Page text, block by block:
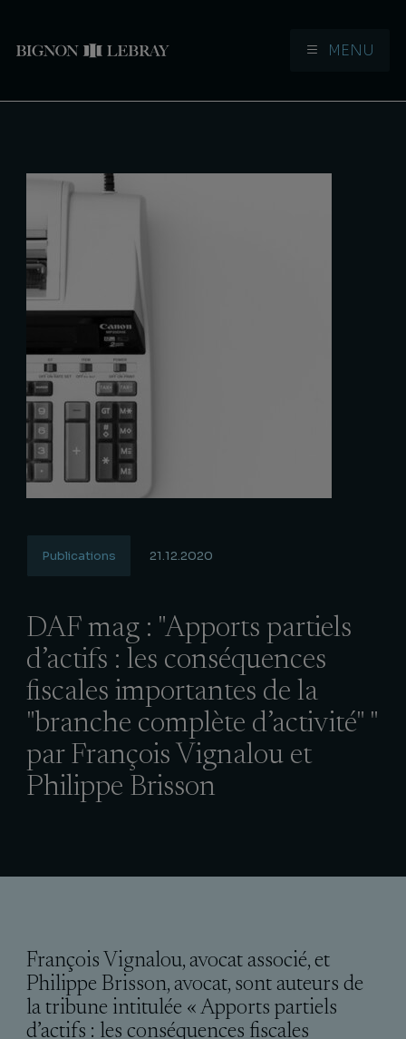
MENU
Publications 21.12.2020
DAF mag : "Apports partiels
d’actifs : les conséquences
fiscales importantes de la
"branche complète d’activité" "
par François Vignalou et
Philippe Brisson
François Vignalou, avocat associé, et
Philippe Brisson, avocat, sont auteurs de
la tribune intitulée « Apports partiels
d’actifs : les conséquences fiscales